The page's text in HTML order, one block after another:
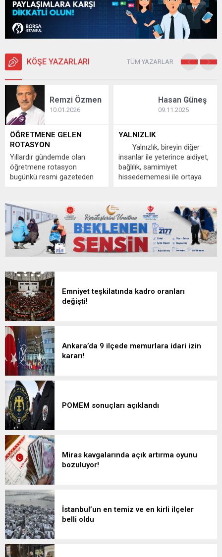
KÖŞE YAZARLARI TÜM YAZARLAR
Remzi Özmen
10.01.2026
ÖĞRETMENE GELEN
ROTASYON
Yıllardır gündemde olan
öğretmene rotasyon
bugünkü resmi gazeteden
öğretmenler rotasyona
şiddetle karşı dururken daha
genç öğretmenler ise aynı
arzu ve istekle rotasyonun
yapılmasını istemektedirler.
Onun için nereden çıktı bu
Doğaldır ki...
Hasan Güneş
09.11.2025
YALNIZLIK
Yalnızlık, bireyin diğer
insanlar ile yeterince aidiyet,
bağlılık, samimiyet
hissedememesi ile ortaya
//olgupsikoloji.comyalnızlık)
Elbette bu tanıma farklı
açılardan bakılabilir.
Bunlardan aidiyet önemli bir
yer tutmaktadır. Çünkü kişi,
bir gruba topluluğa, topluma
Emniyet teşkilatında kadro oranları
değişti!
Ankara’da 9 ilçede memurlara idari izin
kararı!
POMEM sonuçları açıklandı
Miras kavgalarında açık artırma oyunu
bozuluyor!
İstanbul’un en temiz ve en kirli ilçeler
belli oldu